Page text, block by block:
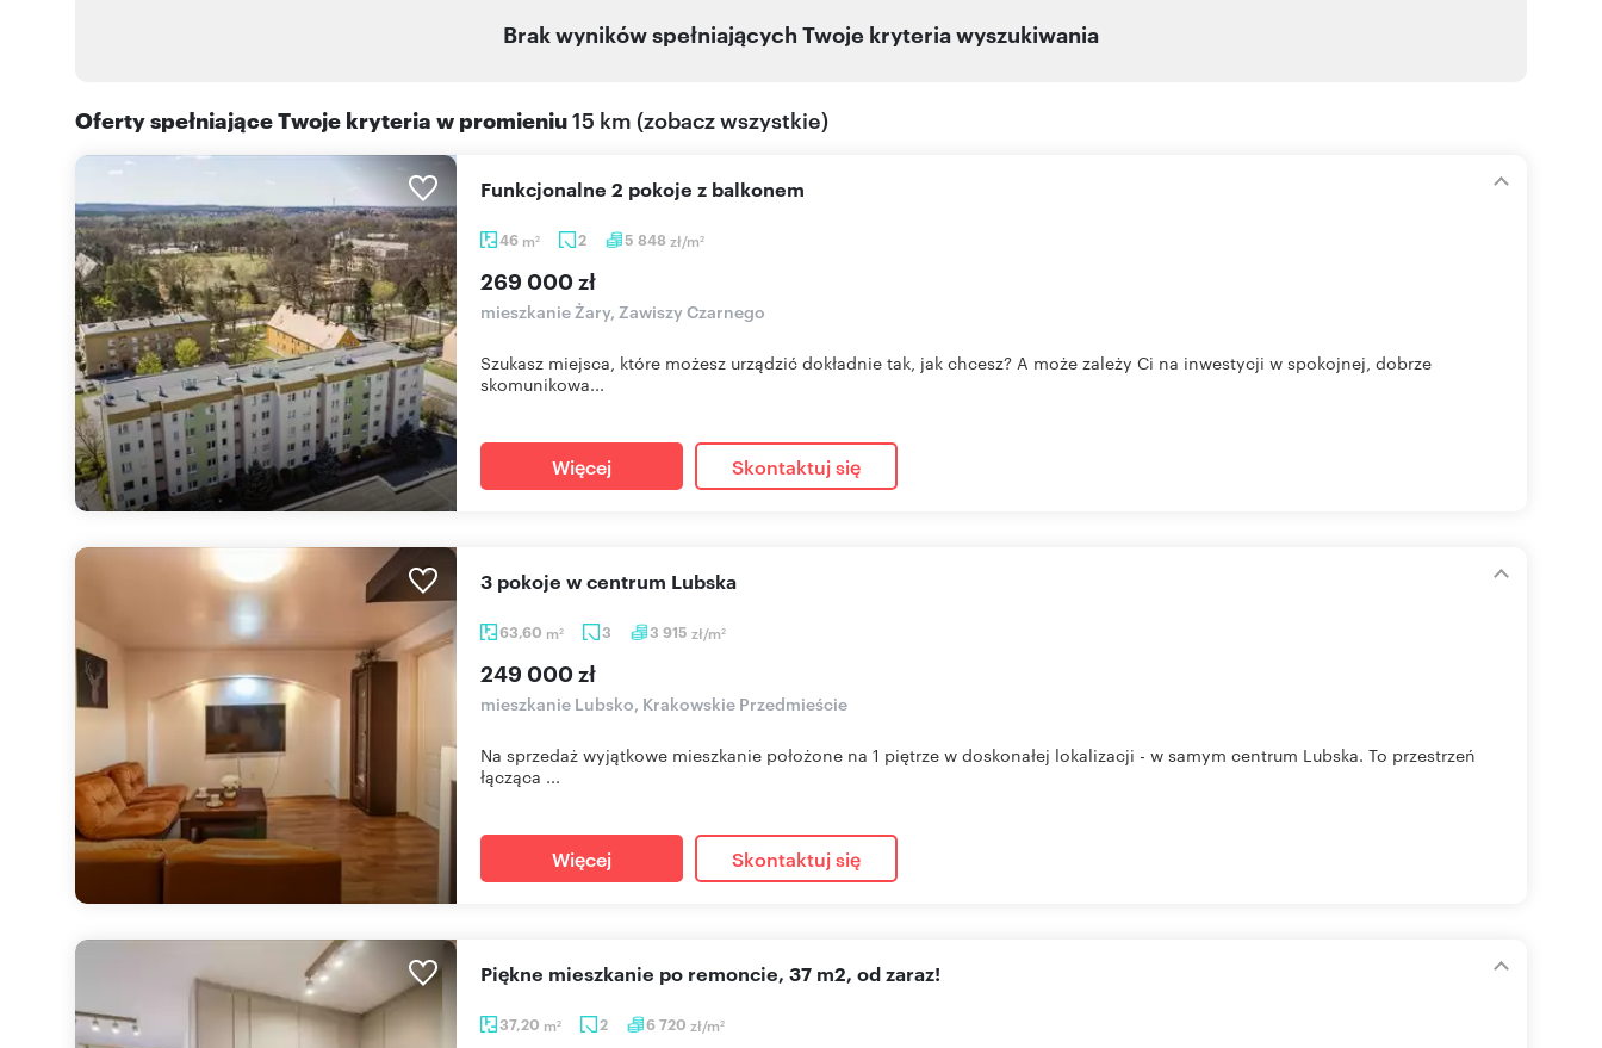
Brak wyników spełniających Twoje kryteria wyszukiwania
Oferty spełniające Twoje kryteria w promieniu15 km (zobacz wszystkie)
46 m2 2 5 848 zł/m2
Funkcjonalne 2 pokoje z balkonem
269 000 zł
mieszkanie Żary, Zawiszy Czarnego
Szukasz miejsca, które możesz urządzić dokładnie tak, jak chcesz? A może zależy Ci na inwestycji w spokojnej, dobrze
skomunikowa...
Więcej Skontaktuj się
63,60 m2 3 3 915 zł/m2
3 pokoje w centrum Lubska
249 000 zł
mieszkanie Lubsko, Krakowskie Przedmieście
Na sprzedaż wyjątkowe mieszkanie położone na 1 piętrze w doskonałej lokalizacji - w samym centrum Lubska. To przestrzeń
łącząca ...
Więcej Skontaktuj się
37,20 m2 2 6 720 zł/m2
Piękne mieszkanie po remoncie, 37 m2, od zaraz!